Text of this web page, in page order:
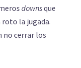
downsque
la jugada.
no cerrar los